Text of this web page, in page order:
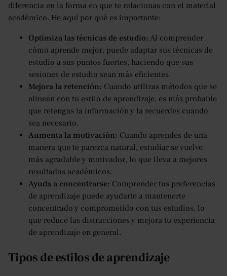
diferencia en la forma en que te relacionas con el material
académico. He aquí por qué es importante:
Optimiza las técnicas de estudio: Al comprender
cómo aprende mejor, puede adaptar sus técnicas de
estudio a sus puntos fuertes, haciendo que sus
sesiones de estudio sean más eficientes.
Mejora la retención: Cuando utilizas métodos que se
alinean con tu estilo de aprendizaje, es más probable
que retengas la información y la recuerdes cuando
sea necesario.
Aumenta la motivación: Cuando aprendes de una
manera que te parezca natural, estudiar se vuelve
más agradable y motivador, lo que lleva a mejores
resultados académicos.
Ayuda a concentrarse: Comprender tus preferencias
de aprendizaje puede ayudarte a mantenerte
concentrado y comprometido con tus estudios, lo
que reduce las distracciones y mejora tu experiencia
de aprendizaje en general.
Tipos de estilos de aprendizaje